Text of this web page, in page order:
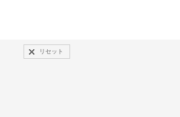
リセット